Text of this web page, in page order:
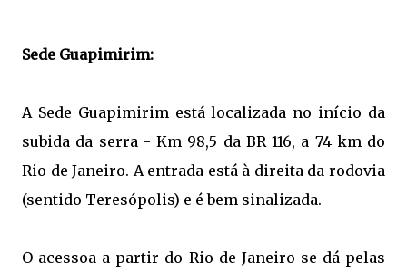
Sede Guapimirim:
A Sede Guapimirim está localizada no início da
subida da serra - Km 98,5 da BR 116, a 74 km do
Rio de Janeiro. A entrada está à direita da rodovia
(sentido Teresópolis) e é bem sinalizada.
O acessoa a partir do Rio de Janeiro se dá pelas